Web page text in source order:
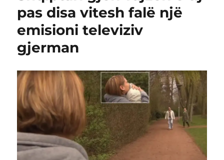
pas disa vitesh falë një
emisioni televiziv
gjerman